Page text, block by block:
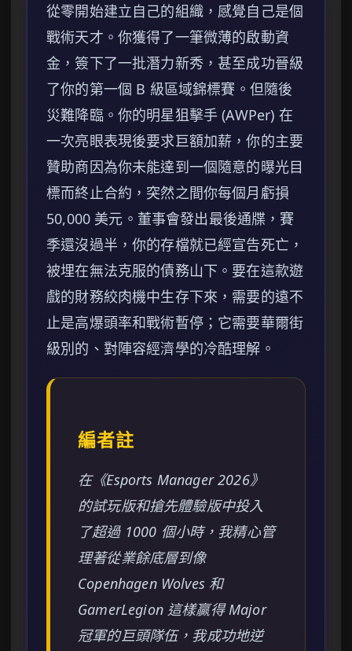
從零開始建立自己的組織，感覺自己是個
戰術天才。你獲得了一筆微薄的啟動資
金，簽下了一批潛力新秀，甚至成功晉級
了你的第一個 B 級區域錦標賽。但隨後
災難降臨。你的明星狙擊手 (AWPer) 在
一次亮眼表現後要求巨額加薪，你的主要
贊助商因為你未能達到一個隨意的曝光目
標而終止合約，突然之間你每個月虧損
50,000 美元。董事會發出最後通牒，賽
季還沒過半，你的存檔就已經宣告死亡，
被埋在無法克服的債務山下。要在這款遊
戲的財務絞肉機中生存下來，需要的遠不
止是高爆頭率和戰術暫停；它需要華爾街
級別的、對陣容經濟學的冷酷理解。
編者註
在《Esports Manager 2026》
的試玩版和搶先體驗版中投入
了超過 1000 個小時，我精心管
理著從業餘底層到像
Copenhagen Wolves 和
GamerLegion 這樣贏得 Major
冠軍的巨頭隊伍，我成功地逆